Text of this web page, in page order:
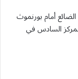
أمام بورنموث
المركز السادس في